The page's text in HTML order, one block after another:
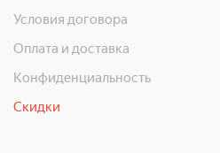
Условия договора
Оплата и доставка
Конфиденциальность
Скидки